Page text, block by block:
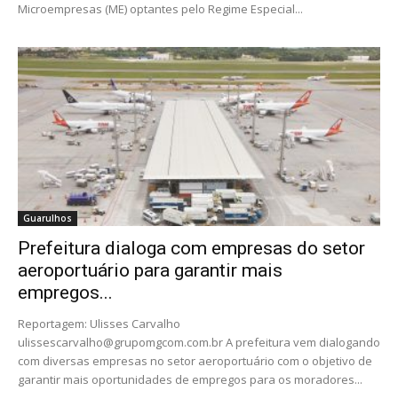
Microempresas (ME) optantes pelo Regime Especial...
Guarulhos
Prefeitura dialoga com empresas do setor
aeroportuário para garantir mais
empregos...
Reportagem: Ulisses Carvalho
ulissescarvalho@grupomgcom.com.brA prefeitura vem dialogando
com diversas empresas no setor aeroportuário com o objetivo de
garantir mais oportunidades de empregos para os moradores...